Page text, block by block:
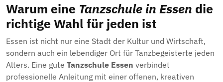
Warum eine Tanzschule in Essen die
richtige Wahl für jeden ist
Essen ist nicht nur eine Stadt der Kultur und Wirtschaft,
sondern auch ein lebendiger Ort für Tanzbegeisterte jeden
Alters. Eine gute Tanzschule Essen verbindet
professionelle Anleitung mit einer offenen, kreativen